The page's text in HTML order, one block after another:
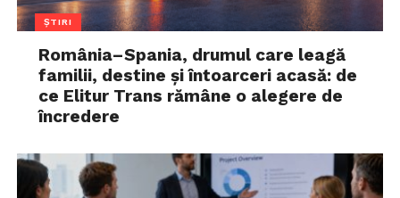
ȘTIRI
România–Spania, drumul care leagă
familii, destine și întoarceri acasă: de
ce Elitur Trans rămâne o alegere de
încredere